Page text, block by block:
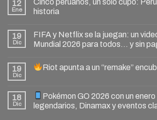
12
Ene
historia
19
Dic
FIFA y Netflix se la juegan: un
Mundial 2026 para todos… y sin
19
Dic
Riot apunta a un “remake”
18
Dic
Pokémon GO 2026 con un
legendarios, Dinamax y eventos